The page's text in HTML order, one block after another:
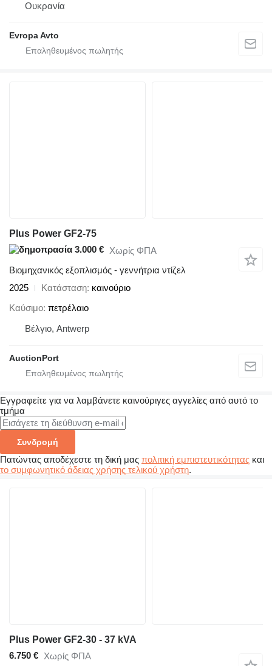
Ουκρανία
Evropa Avto
Plus Power GF2-75
3.000 € Χωρίς ΦΠΑ
Βιομηχανικός εξοπλισμός - γεννήτρια ντίζελ
2025
Κατάσταση καινούριο
Καύσιμο πετρέλαιο
Βέλγιο, Antwerp
AuctionPort
Εγγραφείτε για να λαμβάνετε καινούριγες αγγελίες από αυτό το
τμήμα
Συνδρομή
Πατώντας αποδέχεστε τη δική μας πολιτική εμπιστευτικότητας και
το συμφωνητικό άδειας χρήσης τελικού χρήστη.
Plus Power GF2-30 - 37 kVA
6.750 € Χωρίς ΦΠΑ